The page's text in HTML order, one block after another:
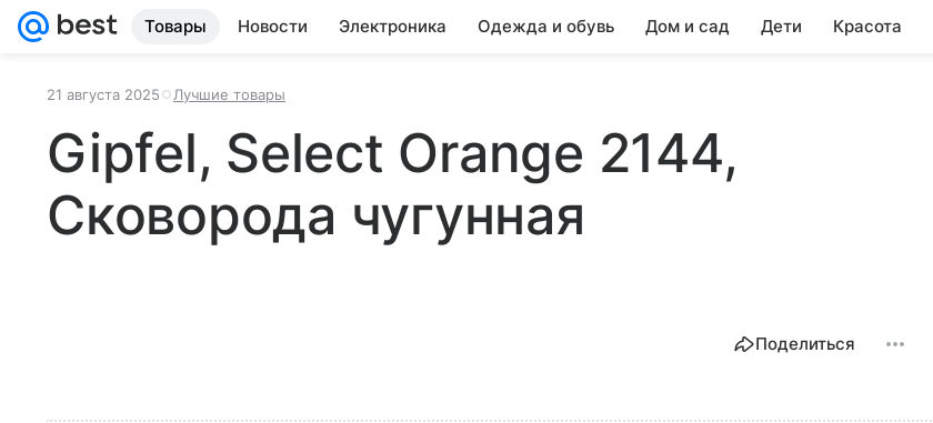
Товары Новости Электроника Одежда и обувь Дом и сад Дети Красота
21 августа 2025 Лучшие товары
Gipfel, Select Orange 2144,
Сковорода чугунная
Поделиться